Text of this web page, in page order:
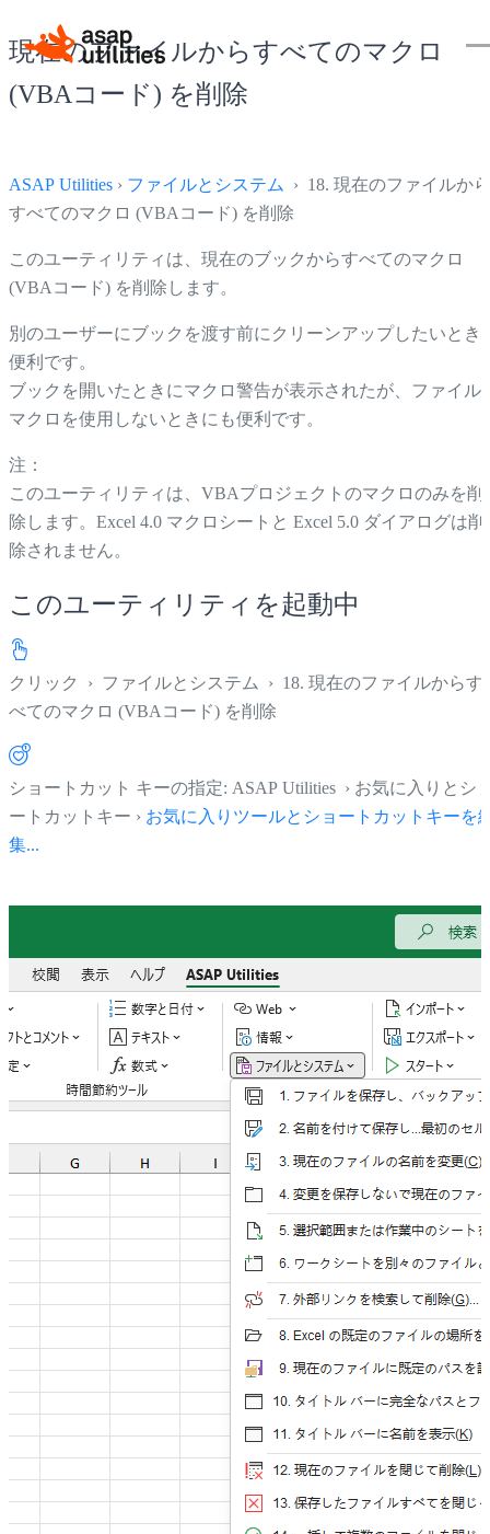
現在のファイルからすべてのマクロ
(VBAコード) を削除
ASAP Utilities › ファイルとシステム
› 18. 現在のファイルから
すべてのマクロ (VBAコード) を削除
このユーティリティは、現在のブックからすべてのマクロ
(VBAコード) を削除します。
別のユーザーにブックを渡す前にクリーンアップしたいとき
便利です。
ブックを開いたときにマクロ警告が表示されたが、ファイル
マクロを使用しないときにも便利です。
注：
このユーティリティは、VBAプロジェクトのマクロのみを削
除します。Excel 4.0 マクロシートと Excel 5.0 ダイアログは削
除されません。
このユーティリティを起動中
クリック › ファイルとシステム › 18. 現在のファイルからす
べてのマクロ (VBAコード) を削除
ショートカット キーの指定: ASAP Utilities › お気に入りとシ
ートカットキー › お気に入りツールとショートカットキーを
集...